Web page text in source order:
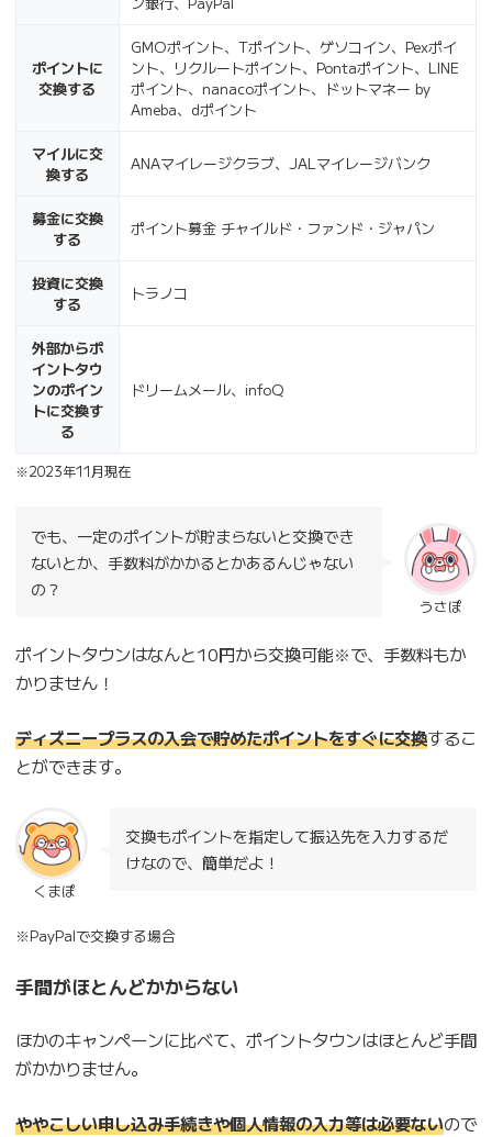
ポイントに
交換する
GMOポイント、Tポイント、ゲソコイン、Pexポイ
ント、リクルートポイント、Pontaポイント、LINE
ポイント、nanacoポイント、ドットマネー by
Ameba、dポイント
マイルに交
換する
ANAマイレージクラブ、JALマイレージバンク
募金に交換
する
ポイント募金 チャイルド・ファンド・ジャパン
投資に交換
する
トラノコ
外部からポ
イントタウ
ンのポイン
トに交換す
る
ドリームメール、infoQ
※2023年11月現在
うさぽ
でも、一定のポイントが貯まらないと交換でき
ないとか、手数料がかかるとかあるんじゃない
の？
ポイントタウンはなんと10円から交換可能※で、手数料もか
かりません！
ディズニープラスの入会で貯めたポイントをすぐに交換するこ
とができます。
くまぽ
交換もポイントを指定して振込先を入力するだ
けなので、簡単だよ！
※PayPalで交換する場合
手間がほとんどかからない
ほかのキャンペーンに比べて、ポイントタウンはほとんど手間
がかかりません。
ややこしい申し込み手続きや個人情報の入力等は必要ないので